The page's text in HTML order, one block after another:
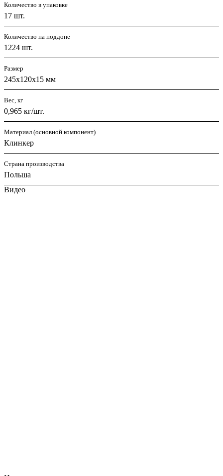
Количество в упаковке
17 шт.
Количество на поддоне
1224 шт.
Размер
245х120х15 мм
Вес, кг
0,965 кг/шт.
Материал (основной компонент)
Клинкер
Страна производства
Польша
Видео